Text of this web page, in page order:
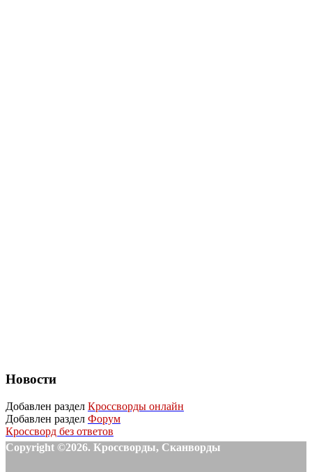
Новости
Добавлен раздел Кроссворды онлайн
Добавлен раздел Форум
Кроссворд без ответов
Copyright ©2026. Кроссворды, Сканворды